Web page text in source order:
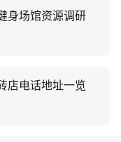
身场馆资源调研
店电话地址一览